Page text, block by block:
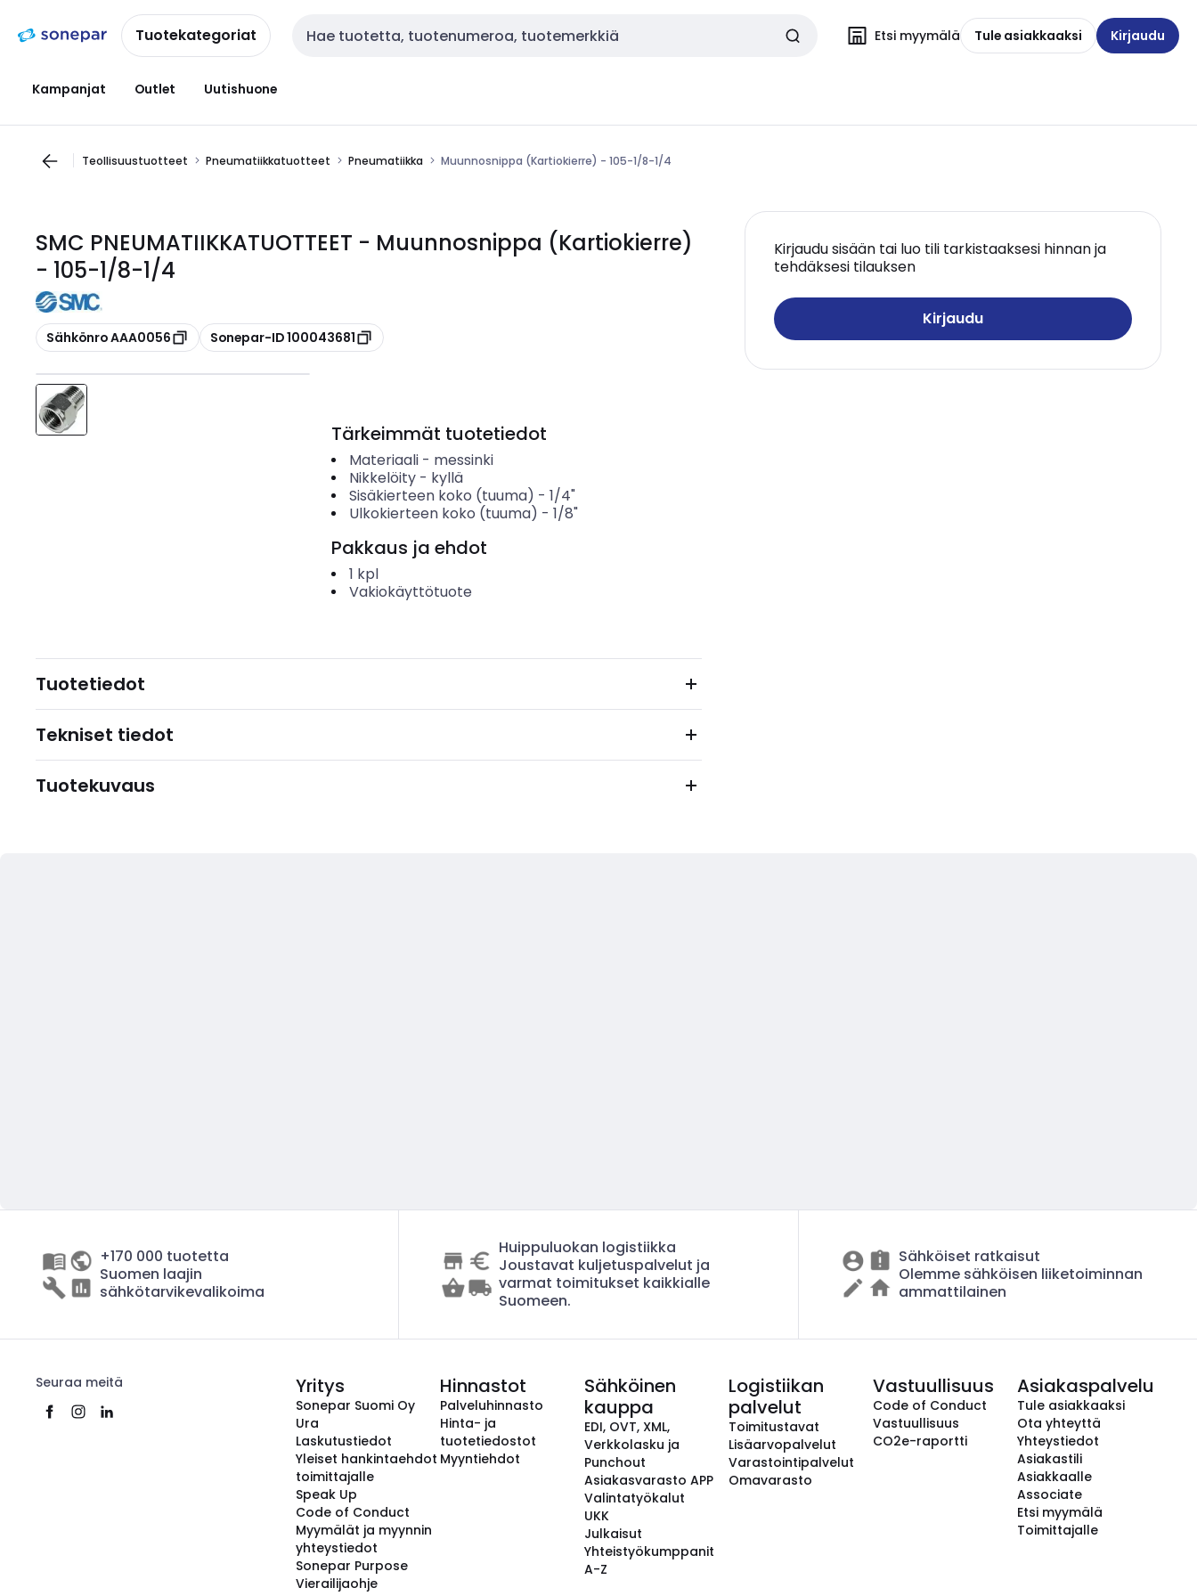
navigointiinsisältöönTuotekategoriat Haku Etsi myymälä Tule asiakkaaksi Kirjaudu
Kampanjat Outlet Uutishuone
Teollisuustuotteet Pneumatiikkatuotteet Pneumatiikka Muunnosnippa (Kartiokierre) - 105-1/8-1/4
SMC PNEUMATIIKKATUOTTEET - Muunnosnippa (Kartiokierre)
- 105-1/8-1/4
Kopioi
Sähkönro AAA0056 Kopioi
Sonepar-ID 100043681
Kirjaudu sisään tai luo tili tarkistaaksesi hinnan ja
tehdäksesi tilauksen
Kirjaudu
Tärkeimmät tuotetiedot
Materiaali- messinki
Nikkelöity- kyllä
Sisäkierteen koko (tuuma) - 1/4"
Ulkokierteen koko (tuuma) - 1/8"
Pakkaus ja ehdot
1 kpl
Vakiokäyttötuote
Tuotetiedot
Tekniset tiedot
Tuotekuvaus
+170 000 tuotetta
Suomen laajin
sähkötarvikevalikoima
Huippuluokan logistiikka
Joustavat kuljetuspalvelut ja
varmat toimitukset kaikkialle
Suomeen.
Sähköiset ratkaisut
Olemme sähköisen liiketoiminnan
ammattilainen
Seuraa meitä Yritys
Sonepar Suomi Oy
Ura
Laskutustiedot
Yleiset hankintaehdot
toimittajalle
Speak Up
Code of Conduct
Myymälät ja myynnin
yhteystiedot
Sonepar Purpose
Vierailijaohje
Hinnastot
Palveluhinnasto
Hinta- ja
tuotetiedostot
Myyntiehdot
Sähköinen
kauppa
EDI, OVT, XML,
Verkkolasku ja
Punchout
Asiakasvarasto APP
Valintatyökalut
UKK
Julkaisut
Yhteistyökumppanit
A-Z
Logistiikan
palvelut
Toimitustavat
Lisäarvopalvelut
Varastointipalvelut
Omavarasto
Vastuullisuus
Code of Conduct
Vastuullisuus
CO2e-raportti
Asiakaspalvelu
Tule asiakkaaksi
Ota yhteyttä
Yhteystiedot
Asiakastili
Asiakkaalle
Associate
Etsi myymälä
Toimittajalle